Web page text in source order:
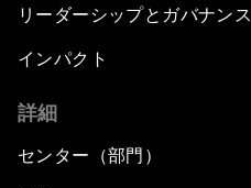
リーダーシップとガバナンス
インパクト
詳細
センター（部門）